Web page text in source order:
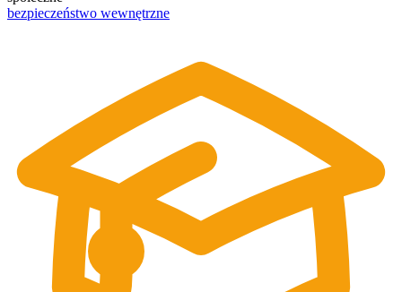
bezpieczeństwo wewnętrzne